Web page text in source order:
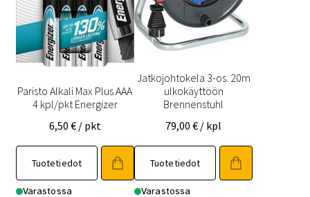
Paristo Alkali Max Plus AAA
4 kpl/pkt Energizer
6,50 € / pkt
Tuotetiedot
Varastossa
Jatkojohtokela 3-os. 20m
ulkokäyttöön
Brennenstuhl
79,00€ / kpl
Tuotetiedot
Varastossa